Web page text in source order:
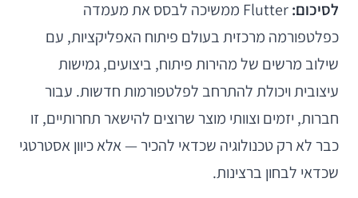
לסיכום:
Flutter ממשיכה לבסס את מעמדה
כפלטפורמה מרכזית בעולם פיתוח האפליקציות, עם
שילוב מרשים של מהירות פיתוח, ביצועים, גמישות
עיצובית ויכולת להתרחב לפלטפורמות חדשות. עבור
חברות, יזמים וצוותי מוצר שרוצים להישאר תחרותיים, זו
כבר לא רק טכנולוגיה שכדאי להכיר — אלא כיוון אסטרטגי
שכדאי לבחון ברצינות.